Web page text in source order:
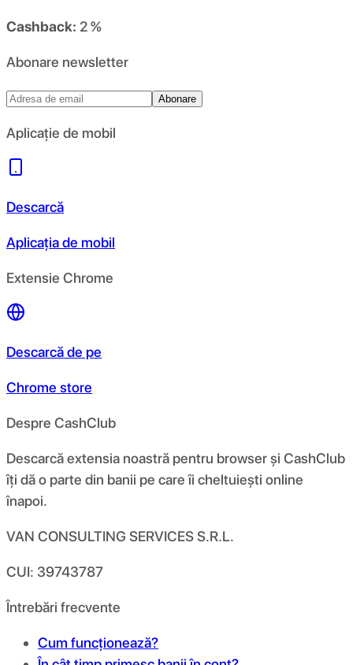
Cashback: 2 %
Abonare newsletter
Abonare
Aplicație de mobil
Descarcă
Aplicația de mobil
Extensie Chrome
Descarcă de pe
Chrome store
Despre CashClub
Descarcă extensia noastră pentru browser și CashClub
îți dă o parte din banii pe care îi cheltuiești online
înapoi.
VAN CONSULTING SERVICES S.R.L.
CUI: 39743787
Întrebări frecvente
Cum funcționează?